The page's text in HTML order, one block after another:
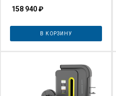
158 940₽
В КОРЗИНУ